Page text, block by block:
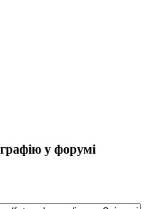
у форумі